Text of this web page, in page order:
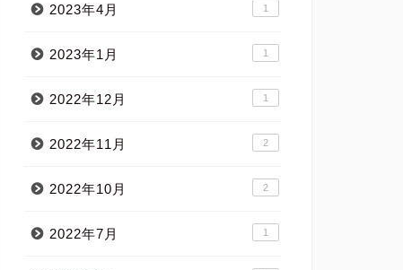
2023年4月 1
2023年1月 1
2022年12月 1
2022年11月 2
2022年10月 2
2022年7月 1